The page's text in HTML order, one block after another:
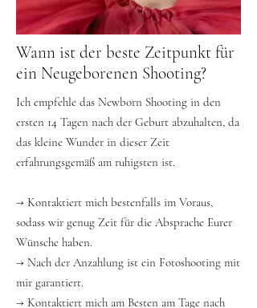
Wann ist der beste Zeitpunkt für
ein Neugeborenen Shooting?
Ich empfehle das Newborn Shooting in den
ersten 14 Tagen nach der Geburt abzuhalten, da
das kleine Wunder in dieser Zeit
erfahrungsgemäß am ruhigsten ist.
→ Kontaktiert mich bestenfalls im Voraus,
sodass wir genug Zeit für die Absprache Eurer
Wünsche haben.
→ Nach der Anzahlung ist ein Fotoshooting mit
mir garantiert.
→ Kontaktiert mich am Besten am Tage nach